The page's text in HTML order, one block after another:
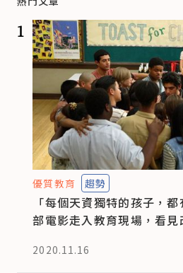
1
優質教育 趨勢
「每個天資獨特的孩子，
部電影走入教育現場，看見
2020.11.16